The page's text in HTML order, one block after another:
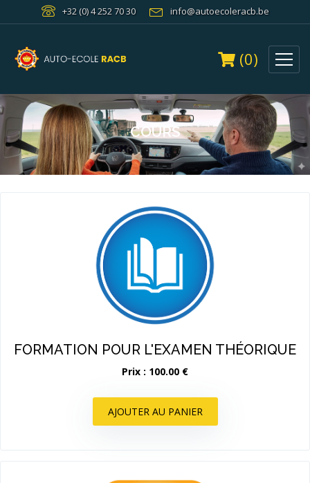
+32 (0) 4 252 70 30 info@autoecoleracb.be
(0)
COURS
FORMATION POUR L'EXAMEN THÉORIQUE
Prix : 100.00 €
AJOUTER AU PANIER